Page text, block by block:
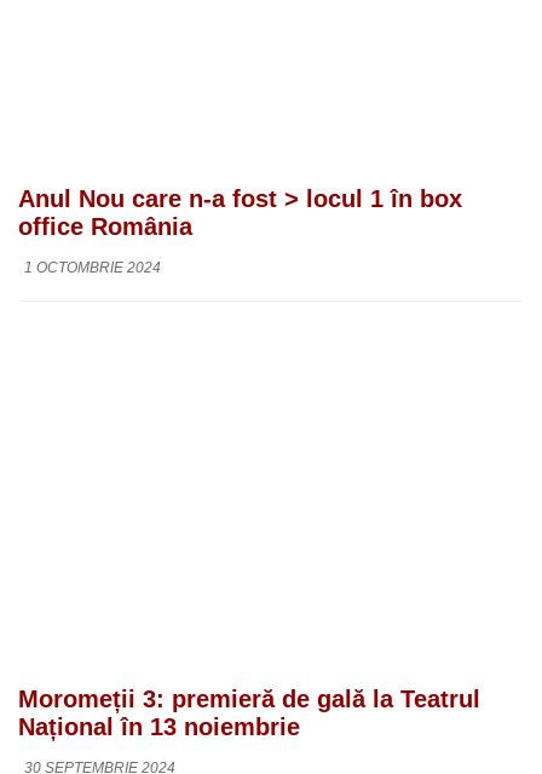
Anul Nou care n-a fost > locul 1 în box
office România
1 OCTOMBRIE 2024
Moromeții 3: premieră de gală la Teatrul
Național în 13 noiembrie
30 SEPTEMBRIE 2024